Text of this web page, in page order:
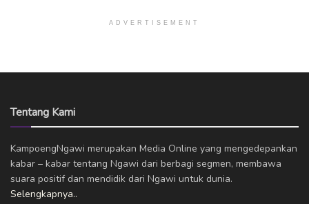
ADVERTISEMENT
Tentang Kami
KampoengNgawi merupakan Media Online yang mengedepankan
kabar – kabar tentang Ngawi dari berbagi segmen, membawa
suara positif dan mendidik dari Ngawi untuk dunia.
Selengkapnya..